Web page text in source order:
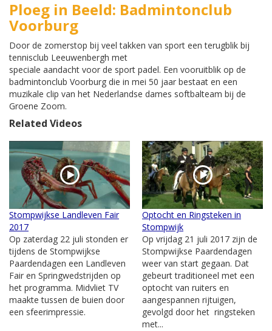
Ploeg in Beeld: Badmintonclub
Voorburg
Door de zomerstop bij veel takken van sport een terugblik bij
tennisclub Leeuwenbergh met
speciale aandacht voor de sport padel. Een vooruitblik op de
badmintonclub Voorburg die in mei 50 jaar bestaat en een
muzikale clip van het Nederlandse dames softbalteam bij de
Groene Zoom.
Related Videos
Stompwijkse Landleven Fair
2017
Op zaterdag 22 juli stonden er
tijdens de Stompwijkse
Paardendagen een Landleven
Fair en Springwedstrijden op
het programma. Midvliet TV
maakte tussen de buien door
een sfeerimpressie.
Optocht en Ringsteken in
Stompwijk
Op vrijdag 21 juli 2017 zijn de
Stompwijkse Paardendagen
weer van start gegaan. Dat
gebeurt traditioneel met een
optocht van ruiters en
aangespannen rijtuigen,
gevolgd door het ringsteken
met...